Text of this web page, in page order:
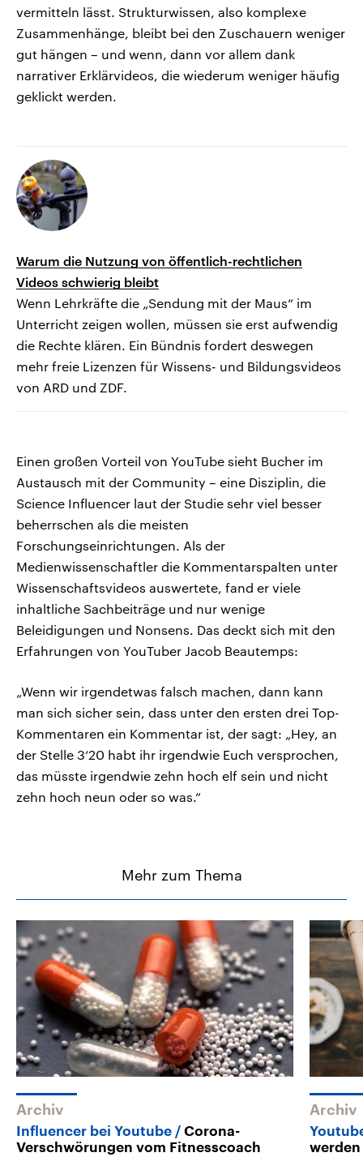
vermitteln lässt. Strukturwissen, also komplexe
Zusammenhänge, bleibt bei den Zuschauern weniger
gut hängen – und wenn, dann vor allem dank
narrativer Erklärvideos, die wiederum weniger häufig
geklickt werden.
Warum die Nutzung von öffentlich-rechtlichen
Videos schwierig bleibt
Wenn Lehrkräfte die „Sendung mit der Maus“ im
Unterricht zeigen wollen, müssen sie erst aufwendig
die Rechte klären. Ein Bündnis fordert deswegen
mehr freie Lizenzen für Wissens- und Bildungsvideos
von ARD und ZDF.
Einen großen Vorteil von YouTube sieht Bucher im
Austausch mit der Community – eine Disziplin, die
Science Influencer laut der Studie sehr viel besser
beherrschen als die meisten
Forschungseinrichtungen. Als der
Medienwissenschaftler die Kommentarspalten unter
Wissenschaftsvideos auswertete, fand er viele
inhaltliche Sachbeiträge und nur wenige
Beleidigungen und Nonsens. Das deckt sich mit den
Erfahrungen von YouTuber Jacob Beautemps:
„Wenn wir irgendetwas falsch machen, dann kann
man sich sicher sein, dass unter den ersten drei Top-
Kommentaren ein Kommentar ist, der sagt: „Hey, an
der Stelle 3‘20 habt ihr irgendwie Euch versprochen,
das müsste irgendwie zehn hoch elf sein und nicht
zehn hoch neun oder so was.“
Mehr zum Thema
Archiv
Influencer bei Youtube
Corona-
Verschwörungen vom Fitnesscoach
Archiv